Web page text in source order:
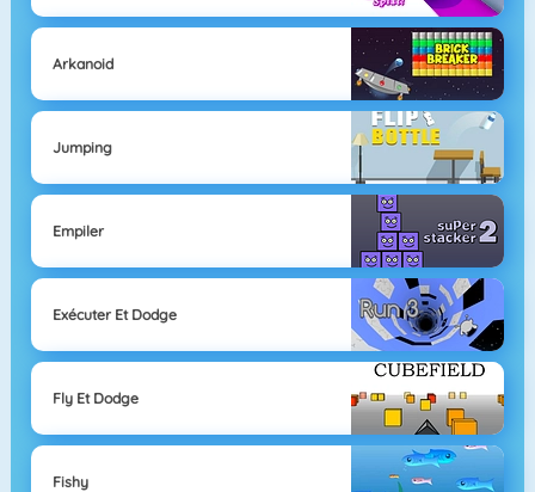
Arkanoid
Jumping
Empiler
Exécuter Et Dodge
Fly Et Dodge
Fishy